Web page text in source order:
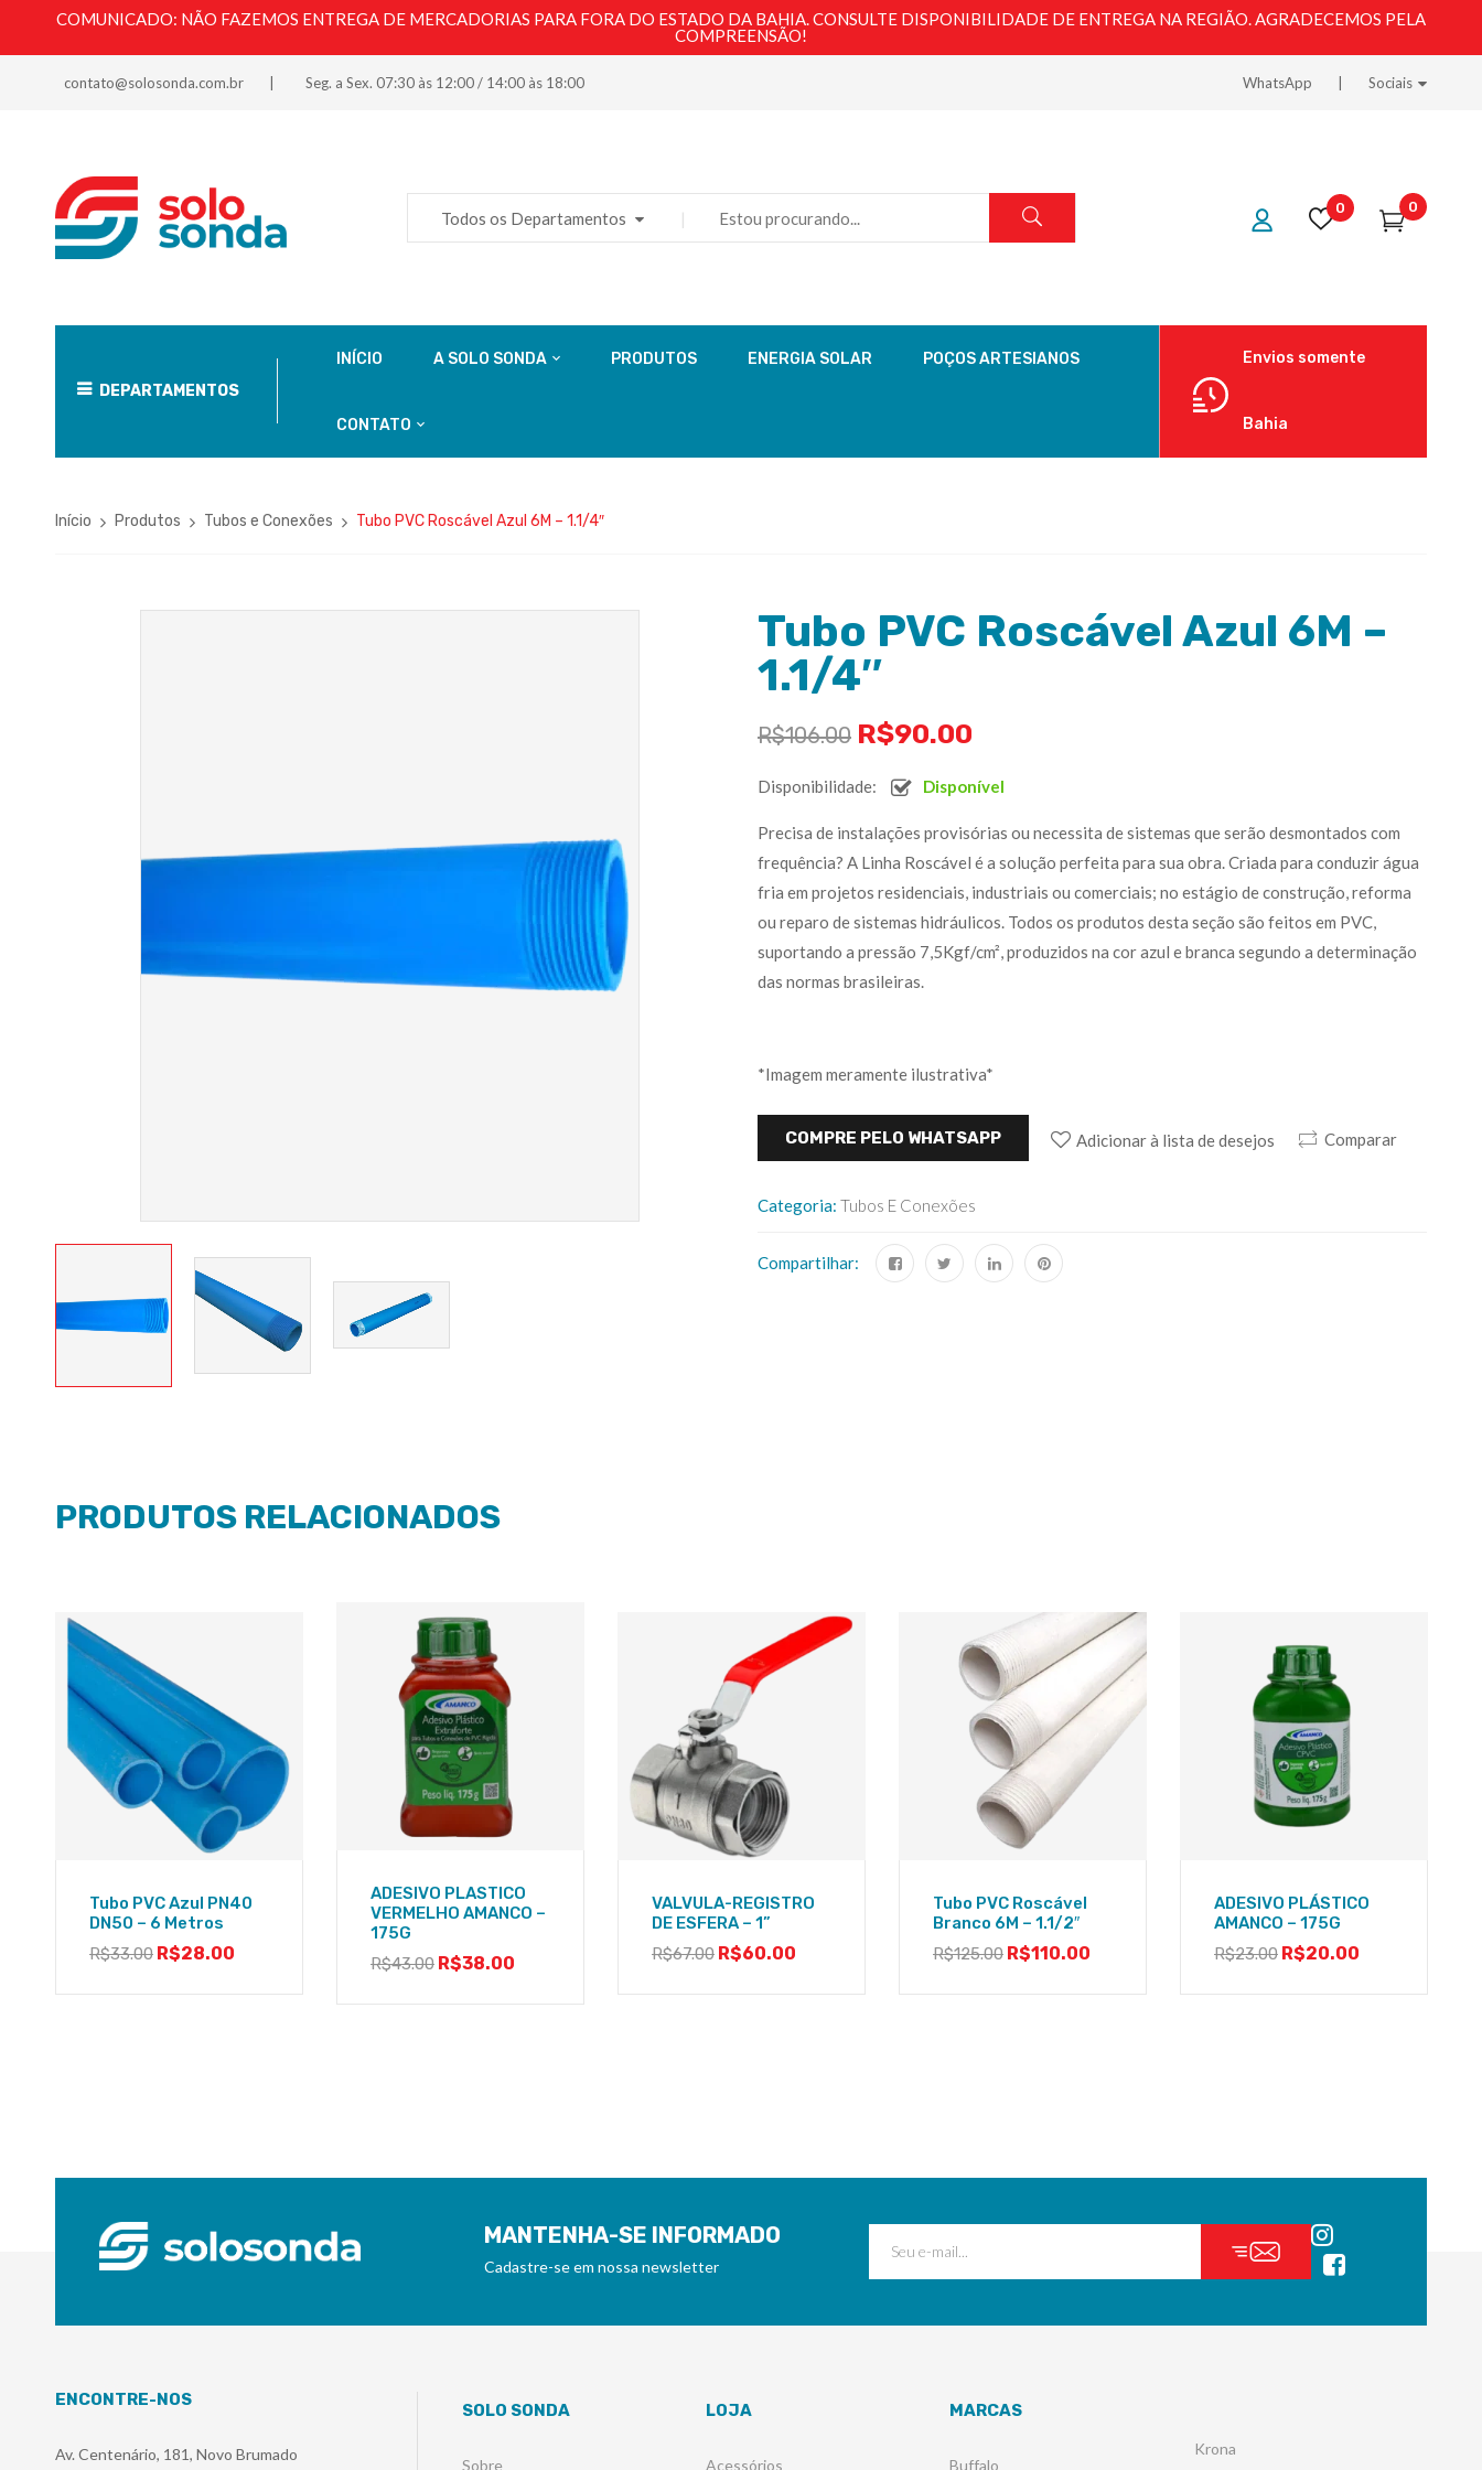
COMUNICADO: NÃO FAZEMOS ENTREGA DE MERCADORIAS PARA FORA DO ESTADO DA BAHIA. CONSULTE DISPONIBILIDADE DE ENTREGA NA REGIÃO. AGRADECEMOS PELA
COMPREENSÃO!
contato@solosonda.com.br Seg. a Sex. 07:30 às 12:00 / 14:00 às 18:00 WhatsApp Sociais
Todos os Departamentos
0 0
DEPARTAMENTOS
INÍCIO A SOLO SONDA PRODUTOS ENERGIA SOLAR POÇOS ARTESIANOS
CONTATO
Envios somente
Bahia
Início Produtos Tubos e Conexões Tubo PVC Roscável Azul 6M – 1.1/4″
Tubo PVC Roscável Azul 6M –
1.1/4″
R$106.00 R$90.00
Disponibilidade: Disponível
Precisa de instalações provisórias ou necessita de sistemas que serão desmontados com
frequência? A Linha Roscável é a solução perfeita para sua obra. Criada para conduzir água
fria em projetos residenciais, industriais ou comerciais; no estágio de construção, reforma
ou reparo de sistemas hidráulicos. Todos os produtos desta seção são feitos em PVC,
suportando a pressão 7,5Kgf/cm², produzidos na cor azul e branca segundo a determinação
das normas brasileiras.
*Imagem meramente ilustrativa*
COMPRE PELO WHATSAPP Adicionar à lista de desejos Comparar
Categoria: Tubos E Conexões
Compartilhar:
PRODUTOS RELACIONADOS
Tubo PVC Azul PN40
DN50 – 6 Metros
R$33.00 R$28.00
ADESIVO PLASTICO
VERMELHO AMANCO –
175G
R$43.00 R$38.00
VALVULA-REGISTRO
DE ESFERA – 1”
R$67.00 R$60.00
Tubo PVC Roscável
Branco 6M – 1.1/2″
R$125.00 R$110.00
ADESIVO PLÁSTICO
AMANCO – 175G
R$23.00 R$20.00
MANTENHA-SE INFORMADO
Cadastre-se em nossa newsletter
ENCONTRE-NOS
Av. Centenário, 181, Novo Brumado
SOLO SONDA
Sobre
LOJA
Acessórios
MARCAS
Buffalo
Krona